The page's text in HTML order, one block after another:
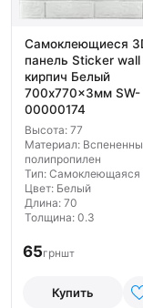
Самоклеющиеся
панель Sticker
кирпич Белый
700x770x3мм SW-
00000174
Высота: 77
Материал:
полипропилен
Тип: Самоклеющаяся
Цвет: Белый
Длина: 70
Толщина: 0.3
65грншт
Купить